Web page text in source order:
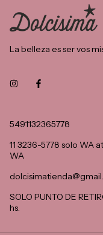
La belleza es ser vos
5491132365778
11 3236-5778 solo WA
WA
SOLO PUNTO DE
hs.